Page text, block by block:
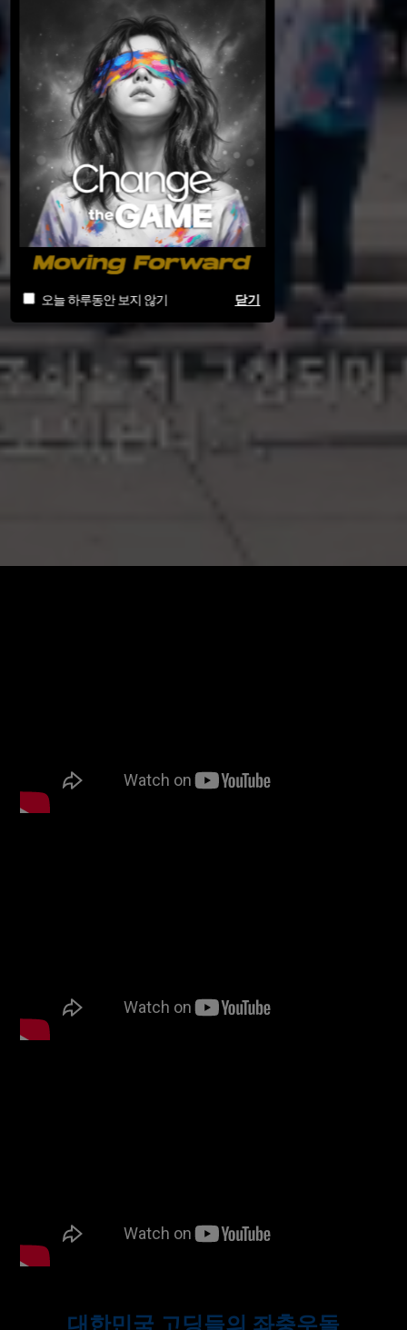
오늘 하루동안 보지 않기 닫기
대한민국 고딩들의 좌충우돌